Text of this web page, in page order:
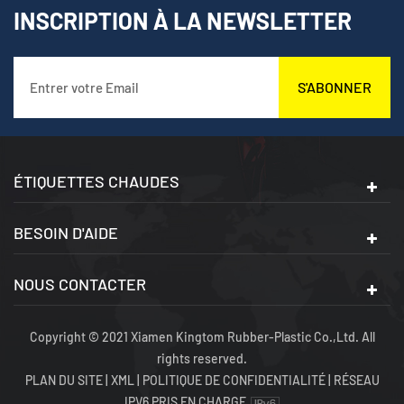
conviennent aux
secteurs de l'énergie
et mécanique, de
des installations de
précision.
conviennent aux
secteurs de l'énergie
et mécanique, de
des installations de
précision.
INSCRIPTION À LA NEWSLETTER
S'ABONNER
ÉTIQUETTES CHAUDES
BESOIN D'AIDE
NOUS CONTACTER
Copyright © 2021 Xiamen Kingtom Rubber-Plastic Co.,Ltd. All
rights reserved.
PLAN DU SITE XML POLITIQUE DE CONFIDENTIALITÉ| RÉSEAU